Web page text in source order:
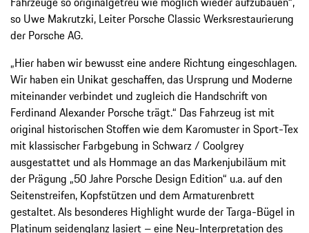
so Uwe Makrutzki, Leiter Porsche Classic Werksrestaurierung
der Porsche AG.
„Hier haben wir bewusst eine andere Richtung eingeschlagen.
Wir haben ein Unikat geschaffen, das Ursprung und Moderne
miteinander verbindet und zugleich die Handschrift von
Ferdinand Alexander Porsche trägt.“ Das Fahrzeug ist mit
original historischen Stoffen wie dem Karomuster in Sport-Tex
mit klassischer Farbgebung in Schwarz / Coolgrey
ausgestattet und als Hommage an das Markenjubiläum mit
der Prägung „50 Jahre Porsche Design Edition“ u.a. auf den
Seitenstreifen, Kopfstützen und dem Armaturenbrett
gestaltet. Als besonderes Highlight wurde der Targa-Bügel in
Platinum seidenglanz lasiert – eine Neu-Interpretation des